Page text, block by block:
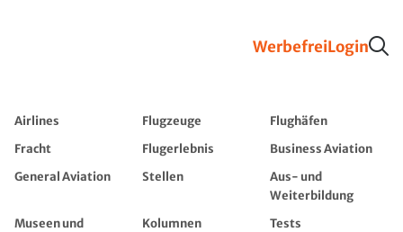
WerbefreiLogin
Airlines Flugzeuge
Flughäfen
Fracht
Flugerlebnis
Business Aviation
General Aviation
Stellen
Aus- und
Weiterbildung
Museen und
Kolumnen Tests